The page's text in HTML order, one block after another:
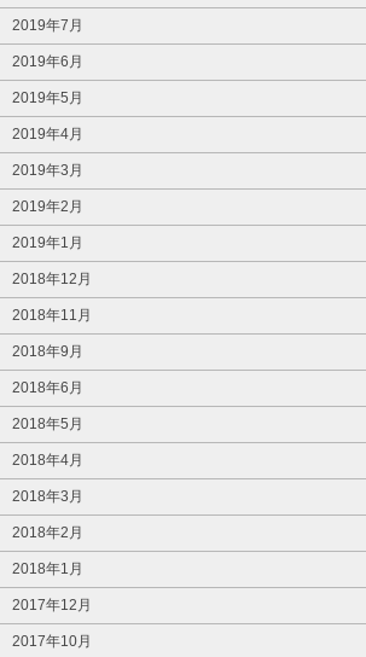
2019年7月
2019年6月
2019年5月
2019年4月
2019年3月
2019年2月
2019年1月
2018年12月
2018年11月
2018年9月
2018年6月
2018年5月
2018年4月
2018年3月
2018年2月
2018年1月
2017年12月
2017年10月